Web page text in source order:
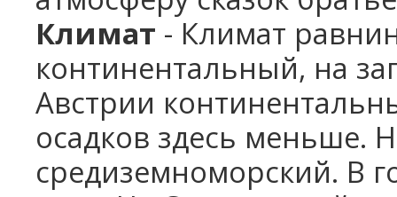
Климат - Климат
континентальный, на
Австрии
осадков здесь меньше.
средиземноморский. В